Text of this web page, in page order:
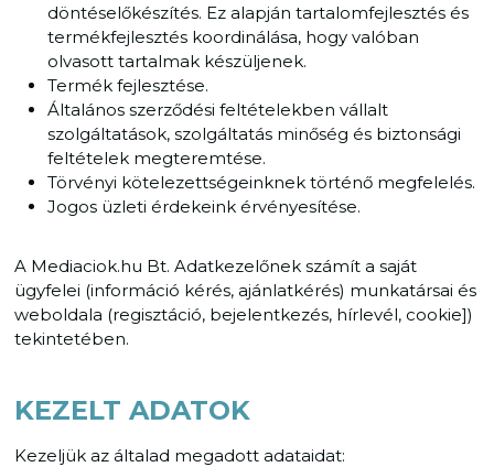
döntéselőkészítés. Ez alapján tartalomfejlesztés és
termékfejlesztés koordinálása, hogy valóban
olvasott tartalmak készüljenek.
Termék fejlesztése.
Általános szerződési feltételekben vállalt
szolgáltatások, szolgáltatás minőség és biztonsági
feltételek megteremtése.
Törvényi kötelezettségeinknek történő megfelelés.
Jogos üzleti érdekeink érvényesítése.
A Mediaciok.hu Bt. Adatkezelőnek számít a saját
ügyfelei (információ kérés, ajánlatkérés) munkatársai és
weboldala (regisztáció, bejelentkezés, hírlevél, cookie])
tekintetében.
KEZELT ADATOK
Kezeljük az általad megadott adataidat: